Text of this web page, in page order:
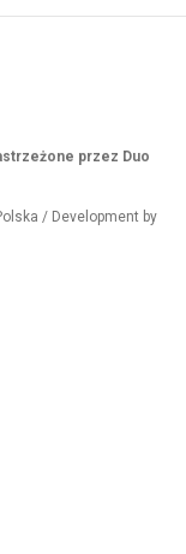
przez Duo
/ Development by